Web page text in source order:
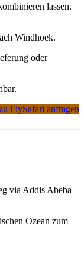
lassen.
Windhoek.
oder
FlySafari anfragen
via Addis Abeba
Ozean zum